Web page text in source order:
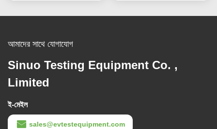
আমাদের সাথে যোগাযোগ
Sinuo Testing Equipment Co. ,
Limited
ই-মেইল
sales@evtestequipment.com